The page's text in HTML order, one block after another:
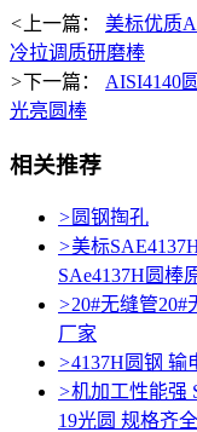
< 上一篇： 美标优质
冷拉调质研磨棒
>下一篇： AISI4140
光亮圆棒
相关推荐
> 圆钢掏孔
>美标
SAe4137H圆棒
>20#无缝管20#
厂家
>4137H圆钢 输
>机加工性能强
19光圆 规格齐全